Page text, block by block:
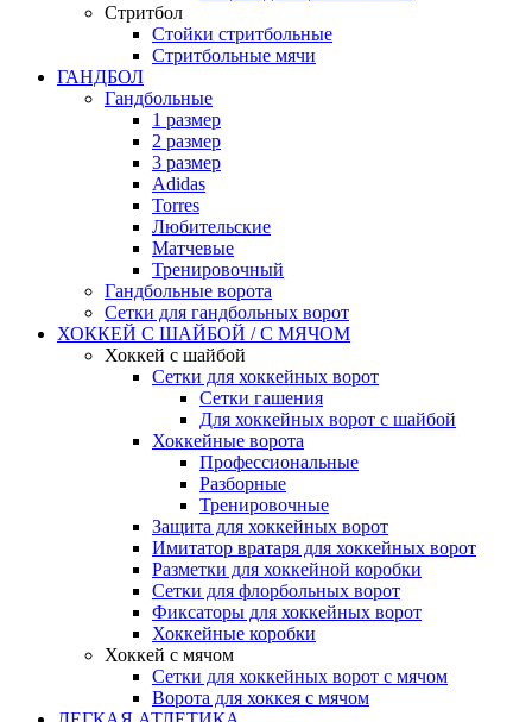
Стритбол
Стойки стритбольные
Стритбольные мячи
ГАНДБОЛ
Гандбольные
1 размер
2 размер
3 размер
Adidas
Torres
Любительские
Матчевые
Тренировочный
Гандбольные ворота
Сетки для гандбольных ворот
ХОККЕЙ С ШАЙБОЙ / С МЯЧОМ
Хоккей с шайбой
Сетки для хоккейных ворот
Сетки гашения
Для хоккейных ворот с шайбой
Хоккейные ворота
Профессиональные
Разборные
Тренировочные
Защита для хоккейных ворот
Имитатор вратаря для хоккейных ворот
Разметки для хоккейной коробки
Сетки для флорбольных ворот
Фиксаторы для хоккейных ворот
Хоккейные коробки
Хоккей с мячом
Сетки для хоккейных ворот с мячом
Ворота для хоккея с мячом